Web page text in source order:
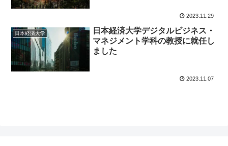
2023.11.29
日本経済大学
日本経済大学デジタルビジネス・
マネジメント学科の教授に就任し
ました
2023.11.07